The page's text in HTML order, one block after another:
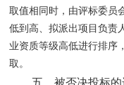
取值相同时，由评标委员
低到高、拟派出项目负责
业资质等级高低进行排序
取。